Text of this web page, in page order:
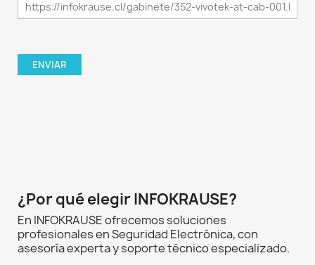
¿Por qué elegir INFOKRAUSE?
En INFOKRAUSE ofrecemos soluciones
profesionales en Seguridad Electrónica, con
asesoría experta y soporte técnico especializado.